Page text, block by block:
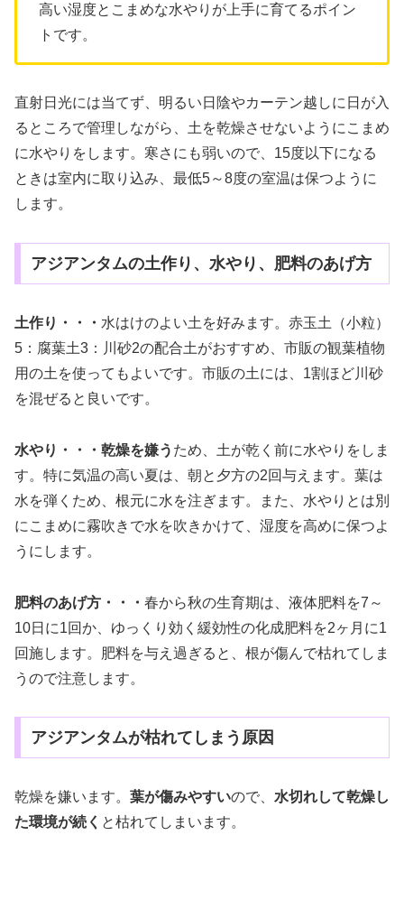
高い湿度とこまめな水やりが上手に育てるポイン
トです。
直射日光には当てず、明るい日陰やカーテン越しに日が入
るところで管理しながら、土を乾燥させないようにこまめ
に水やりをします。寒さにも弱いので、15度以下になる
ときは室内に取り込み、最低5～8度の室温は保つように
します。
アジアンタムの土作り、水やり、肥料のあげ方
土作り・・・ 水はけのよい土を好みます。赤玉土（小粒）
5：腐葉土3：川砂2の配合土がおすすめ、市販の観葉植物
用の土を使ってもよいです。市販の土には、1割ほど川砂
を混ぜると良いです。
水やり・・・乾燥を嫌う ため、土が乾く前に水やりをしま
す。特に気温の高い夏は、朝と夕方の2回与えます。葉は
水を弾くため、根元に水を注ぎます。また、水やりとは別
にこまめに霧吹きで水を吹きかけて、湿度を高めに保つよ
うにします。
肥料のあげ方・・・ 春から秋の生育期は、液体肥料を7～
10日に1回か、ゆっくり効く緩効性の化成肥料を2ヶ月に1
回施します。肥料を与え過ぎると、根が傷んで枯れてしま
うので注意します。
アジアンタムが枯れてしまう原因
乾燥を嫌います。 葉が傷みやすいので、 水切れして乾燥し
た環境が続く と枯れてしまいます。